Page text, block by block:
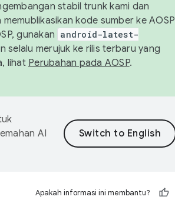
stabil trunk kami dan
kode sumber ke AOSP
gunakan android-latest-
selalu merujuk ke rilis terbaru yang
lihat Perubahan pada AOSP.
AI
Apakah informasi ini membantu?